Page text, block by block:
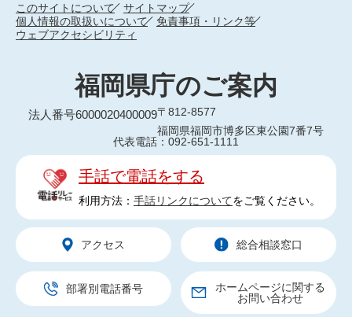
このサイトについて
サイトマップ
個人情報の取扱いについて
免責事項・リンク等
ウェブアクセシビリティ
福岡県庁のご案内
法人番号6000020400009〒812-8577
福岡県福岡市博多区東公園7番7号
代表電話：092-651-1111
手話で電話をする
利用方法： 手話リンクについてをご覧ください。
アクセス 総合相談窓口
部署別電話番号
ホームページに関する
お問い合わせ